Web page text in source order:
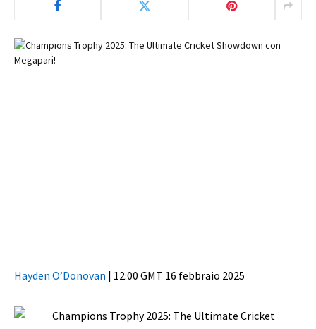
Hayden O’Donovan | 12:00 GMT 16 febbraio 2025